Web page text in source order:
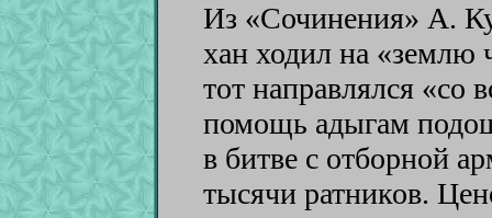
Из «Сочинения» А.
хан ходил на «землю
тот направлялся «со
помощь адыгам
в битве с отборной
тысячи ратников.